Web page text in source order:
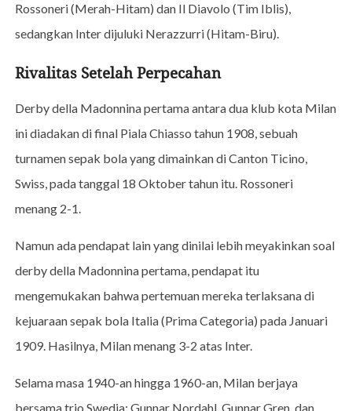
Rossoneri (Merah-Hitam) dan Il Diavolo (Tim Iblis),
sedangkan Inter dijuluki Nerazzurri (Hitam-Biru).
Rivalitas Setelah Perpecahan
Derby della Madonnina pertama antara dua klub kota Milan
ini diadakan di final Piala Chiasso tahun 1908, sebuah
turnamen sepak bola yang dimainkan di Canton Ticino,
Swiss, pada tanggal 18 Oktober tahun itu. Rossoneri
menang 2-1.
Namun ada pendapat lain yang dinilai lebih meyakinkan soal
derby della Madonnina pertama, pendapat itu
mengemukakan bahwa pertemuan mereka terlaksana di
kejuaraan sepak bola Italia (Prima Categoria) pada Januari
1909. Hasilnya, Milan menang 3-2 atas Inter.
Selama masa 1940-an hingga 1960-an, Milan berjaya
bersama trio Swedia: Gunnar Nordahl, Gunnar Gren, dan